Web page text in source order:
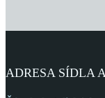
ADRESA SÍDLA